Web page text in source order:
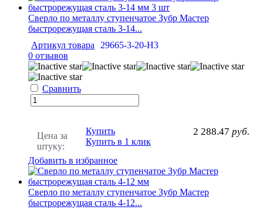
Сверло по металлу ступенчатое Зубр Мастер
быстрорежущая сталь 3-14...
Артикул товара
29665-3-20-H3
0 отзывов
Сравнить
Цена за
штуку:
2 288.47 руб.
Купить
Купить в 1 клик
Добавить в избранное
Сверло по металлу ступенчатое Зубр Мастер
быстрорежущая сталь 4-12...